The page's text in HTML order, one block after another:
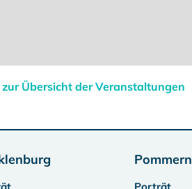
Übersicht der Veranstaltungen
Pommern
Porträt